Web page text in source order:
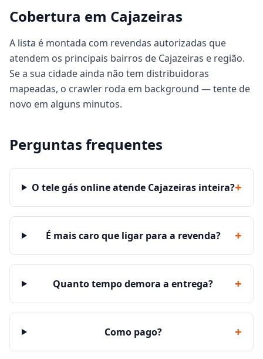
Cobertura em Cajazeiras
A lista é montada com revendas autorizadas que
atendem os principais bairros de Cajazeiras e região.
Se a sua cidade ainda não tem distribuidoras
mapeadas, o crawler roda em background — tente de
novo em alguns minutos.
Perguntas frequentes
O tele gás online atende Cajazeiras inteira?+
É mais caro que ligar para a revenda? +
Quanto tempo demora a entrega? +
Como pago? +